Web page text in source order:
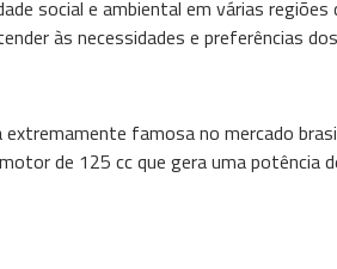
social e ambiental em várias
às necessidades e preferências
famosa no mercado
de 125 cc que gera uma